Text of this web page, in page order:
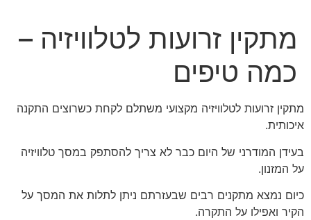
מתקין זרועות לטלוויזיה –
כמה טיפים
מתקין זרועות לטלוויזיה מקצועי משתלם לקחת כשרוצים התקנה
איכותית.
בעידן המודרני של היום כבר לא צריך להסתפק במסך טלוויזיה
על המזנון.
כיום נמצא מתקנים רבים שבעזרתם ניתן לתלות את המסך על
הקיר ואפילו על התקרה.